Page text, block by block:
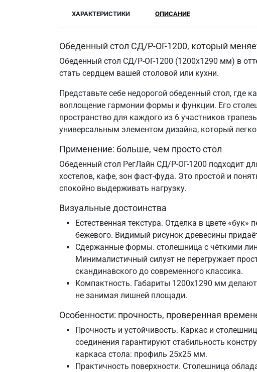
ХАРАКТЕРИСТИКИ ОПИСАНИЕ
Обеденный стол СД/Р-ОГ-1200, который
Обеденный стол СД/Р-ОГ-1200 (1200х1290 мм) в
стать сердцем вашей столовой или кухни.
Представьте себе недорогой обеденный стол,
воплощение гармонии формы и функции. Его
пространство для каждого из 6 участников
универсальным элементом дизайна, который
Применение: больше, чем просто стол
Обеденный стол РегЛайн СД/Р-ОГ-1200 подходит
хостелов, кафе, зон фаст-фуда. Это простой и
спокойно выдерживать нагрузку.
Визуальные достоинства
Естественная текстура. Отделка в цвете
бежевого. Видимый рисунок древесины
Сдержанные формы. столешница с чёткими
Минималистичный силуэт не перегружает
скандинавского до современного классика.
Компактность. Габариты 1200х1290 мм
не занимая лишней площади.
Особенности: прочность, проверенная
Прочность и устойчивость. Каркас и
соединения гарантируют стабильность
каркаса стола: профиль 25х25 мм.
Практичность поверхности. Столешница